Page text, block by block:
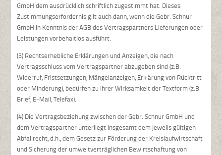
GmbH dem ausdrücklich schriftlich zugestimmt hat. Dieses
Zustimmungserfordernis gilt auch dann, wenn die Gebr. Schnur
GmbH in Kenntnis der AGB des Vertragspartners Lieferungen oder
Leistungen vorbehaltlos ausführt.
(3) Rechtserhebliche Erklärungen und Anzeigen, die nach
Vertragsschluss vom Vertragspartner abzugeben sind (z.B.
Widerruf, Fristsetzungen, Mängelanzeigen, Erklärung von Rücktritt
oder Minderung), bedürfen zu ihrer Wirksamkeit der Textform (z.B.
Brief, E-Mail, Telefax).
(4) Die Vertragsbeziehung zwischen der Gebr. Schnur GmbH und
dem Vertragspartner unterliegt insgesamt dem jeweils gültigen
Abfallrecht, d.h., dem Gesetz zur Förderung der Kreislaufwirtschaft
und Sicherung der umweltverträglichen Bewirtschaftung von